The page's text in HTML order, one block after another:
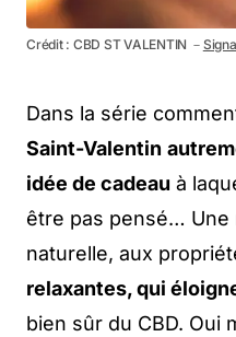
Crédit : CBD ST VALENTIN －
Dans la série
Saint-Valentin
idée de cadeau à
être pas pensé… Une
naturelle, aux
relaxantes, qui
bien sûr du CBD. Oui